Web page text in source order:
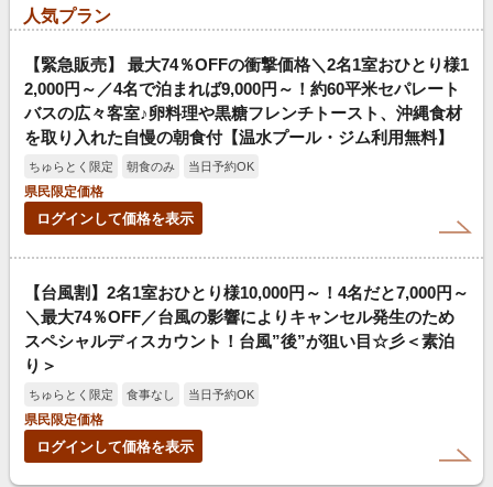
人気プラン
【緊急販売】 最大74％OFFの衝撃価格＼2名1室おひとり様1
2,000円～／4名で泊まれば9,000円～！約60平米セパレート
バスの広々客室♪卵料理や黒糖フレンチトースト、沖縄食材
を取り入れた自慢の朝食付【温水プール・ジム利用無料】
ちゅらとく限定 朝食のみ
当日予約OK
県民限定価格
ログインして価格を表示
【台風割】2名1室おひとり様10,000円～！4名だと7,000円～
＼最大74％OFF／台風の影響によりキャンセル発生のため
スペシャルディスカウント！台風”後”が狙い目☆彡＜素泊
り＞
ちゅらとく限定 食事なし
当日予約OK
県民限定価格
ログインして価格を表示